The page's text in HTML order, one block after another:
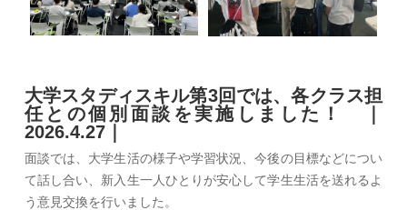
大学スタディスキル第3回では、各クラス担
任との個別面談を実施しました！ ｜
2026.4.27｜
面談では、大学生活の様子や学習状況、今後の目標などについ
て話し合い、新入生一人ひとりが安心して学生生活を送れるよ
う意見交換を行いました。